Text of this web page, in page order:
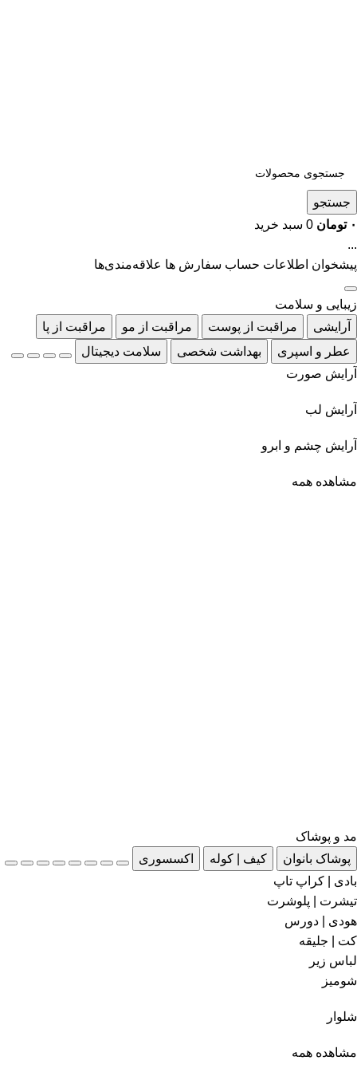
جستجو
۰ تومان 0 سبد خرید
...
پیشخوان اطلاعات حساب سفارش ها علاقه‌مندی‌ها
زیبایی و سلامت
آرایشی
مراقبت از پوست مراقبت از مو
مراقبت از پا
عطر و اسپری
بهداشت شخصی
سلامت دیجیتال
آرایش صورت
آرایش لب
آرایش چشم و ابرو
مشاهده همه
مد و پوشاک
پوشاک بانوان
کیف | کوله
اکسسوری
بادی | کراپ تاپ
تیشرت | پلوشرت
هودی | دورس
کت | جلیقه
لباس زیر
شومیز
شلوار
مشاهده همه